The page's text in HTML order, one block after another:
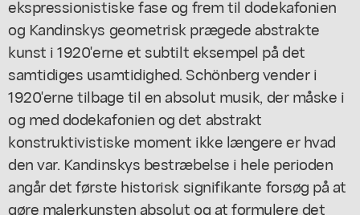
ekspressionistiske fase og frem til dodekafonien
og Kandinskys geometrisk prægede abstrakte
kunst i 1920'erne et subtilt eksempel på det
samtidiges usamtidighed. Schönberg vender i
1920'erne tilbage til en absolut musik, der måske i
og med dodekafonien og det abstrakt
konstruktivistiske moment ikke længere er hvad
den var. Kandinskys bestræbelse i hele perioden
angår det første historisk signifikante forsøg på at
gøre malerkunsten absolut og at formulere det